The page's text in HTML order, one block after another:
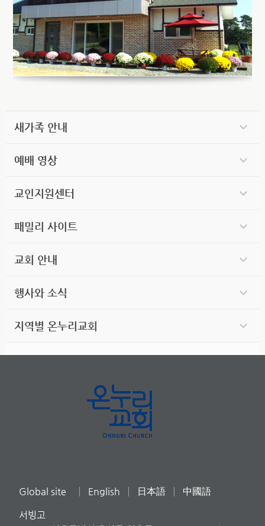
새가족 안내
예배 영상
교인지원센터
패밀리 사이트
교회 안내
행사와 소식
지역별 온누리교회
Global site English 日本語 中國語
서빙고